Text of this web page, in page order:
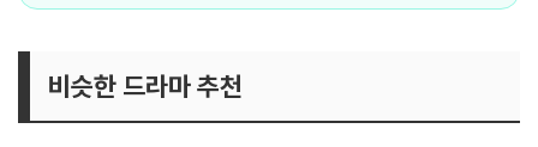
비슷한 드라마 추천